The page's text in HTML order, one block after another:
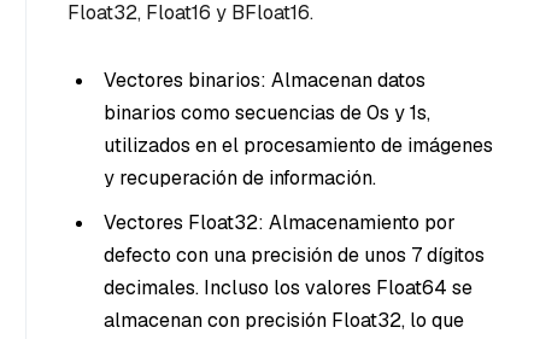
Float32, Float16 y BFloat16.
Vectores binarios: Almacenan datos
binarios como secuencias de 0s y 1s,
utilizados en el procesamiento de imágenes
y recuperación de información.
Vectores Float32: Almacenamiento por
defecto con una precisión de unos 7 dígitos
decimales. Incluso los valores Float64 se
almacenan con precisión Float32, lo que